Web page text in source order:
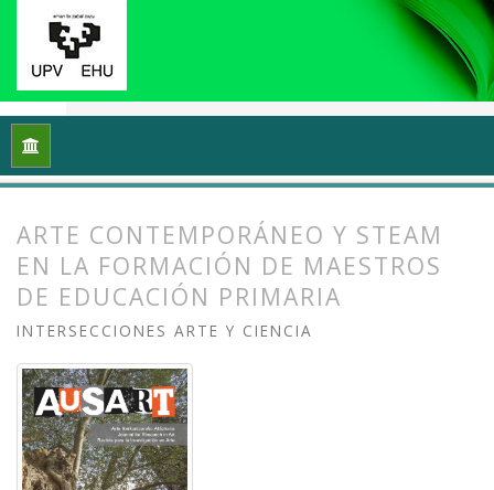
Inicio
ARTE CONTEMPORÁNEO Y STEAM
EN LA FORMACIÓN DE MAESTROS
DE EDUCACIÓN PRIMARIA
INTERSECCIONES ARTE Y CIENCIA